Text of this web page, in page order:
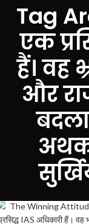
Tag
एक
हैं। वह
और
अथक